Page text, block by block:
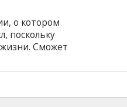
о котором
поскольку
Сможет
с субтитрами